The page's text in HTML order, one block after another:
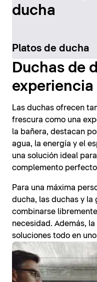
ducha
Platos de ducha
Duchas de
Las duchas ofrecen
frescura como una
la bañera, destacan
agua, la energía y el
una solución ideal
complemento
Para una máxima
ducha, las duchas y
combinarse
necesidad. Además,
soluciones todo en